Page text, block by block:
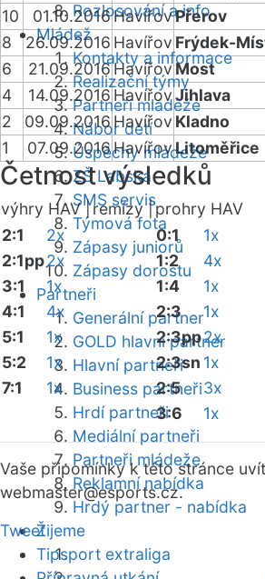
Rozlosování a info
Mládež
Kontakty a informace
Realizační týmy
Partneři mládeže
Nábor dětí
Úspěchy mládeže
ZŠ Labská
SMS servis
Týmová fota
Zápasy juniorů
Zápasy dorostu
Partneři
Generální partner
GOLD hlavní partner
Hlavní partneři
Business partneři
Hrdí partneři
Mediální partneři
Partneři mládeže
Reklamní nabídka
Hrdý partner - nabídka
Žijeme
10
01.10.2016HavířovPřerov
8
26.09.2016 Havířov Frýdek-
6
21.09.2016HavířovMost
4
14.09.2016 HavířovJihlava
2
09.09.2016 Havířov Kladno
1
07.09.2016HavířovLitoměřice
Četnost výsledků
výhry HAV |remízy |prohry HAV
2:1
2x
2:1pp2x
3:1
1x
4:1
4x
5:1
1x
5:2
1x
7:1
1x
0:1
1x
1:2
4x
1:4
1x
2:3
1x
2:3pp2x
2:3sn 1x
2:5
3x
3:6
1x
Vaše připomínky k této stránce
webmaster@esports.cz.
Tweet
Tipsport extraliga